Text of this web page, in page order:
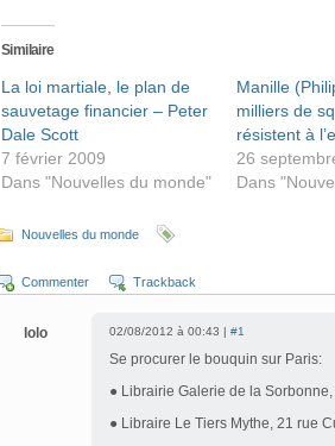
Similaire
La loi martiale, le plan de
sauvetage financier – Peter
Dale Scott
7 février 2009
Dans "Nouvelles du monde"
Manille
milliers de
résistent à
26
Dans
Nouvelles du monde
Commenter Trackback
lolo 02/08/2012 à 00:43 | #1
Se procurer le bouquin sur Paris:
● Librairie Galerie de la
● Libraire Le Tiers Mythe, 21 rue